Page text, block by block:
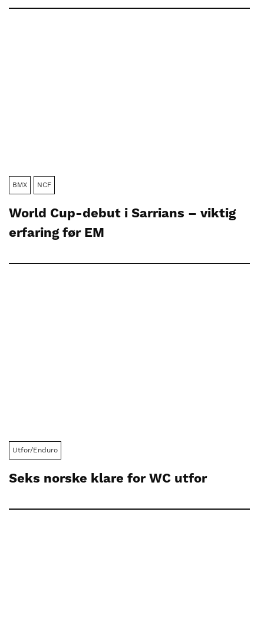
BMX NCF
World Cup-debut i Sarrians – viktig
erfaring før EM
Utfor/Enduro
Seks norske klare for WC utfor